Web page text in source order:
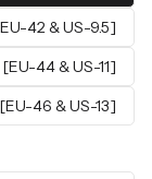
[EU-42 & US-9.5]
[EU-44 & US-11]
[EU-46 & US-13]